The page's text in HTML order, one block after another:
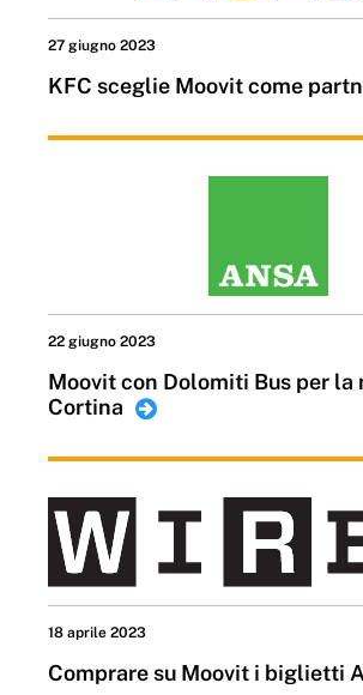
27 giugno 2023
KFC sceglie Moovit come
22 giugno 2023
Moovit con Dolomiti Bus per la
Cortina
18 aprile 2023
Comprare su Moovit i biglietti